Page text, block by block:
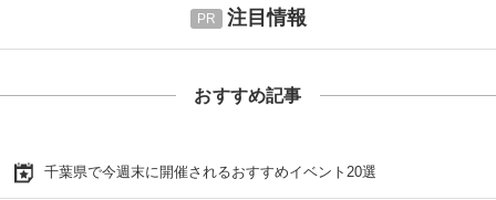
注目情報
おすすめ記事
千葉県で今週末に開催されるおすすめイベント20選